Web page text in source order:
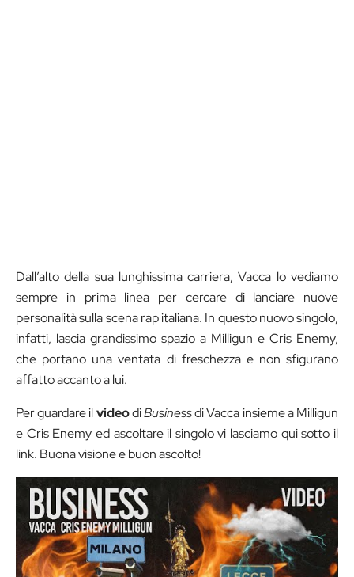
Dall’alto della sua lunghissima carriera, Vacca lo vediamo
sempre in prima linea per cercare di lanciare nuove
personalità sulla scena rap italiana. In questo nuovo singolo,
infatti, lascia grandissimo spazio a Milligun e Cris Enemy,
che portano una ventata di freschezza e non sfigurano
affatto accanto a lui.
Per guardare ilvideodiBusinessdi Vacca insieme a Milligun
e Cris Enemy ed ascoltare il singolo vi lasciamo qui sotto il
link. Buona visione e buon ascolto!